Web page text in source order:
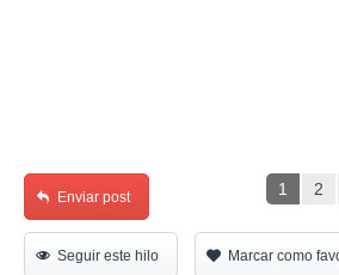
1 2
Enviar post
Seguir este hilo Marcar como